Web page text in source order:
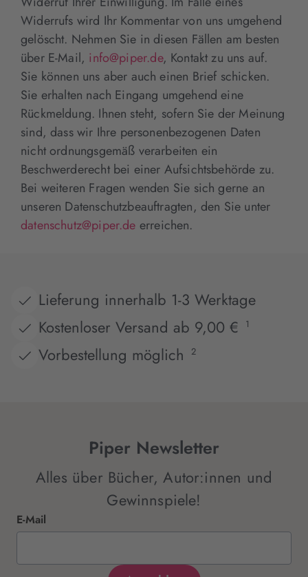
Widerrufs wird Ihr Kommentar von uns umgehend
gelöscht. Nehmen Sie in diesen Fällen am besten
über E-Mail, info@piper.de, Kontakt zu uns auf.
Sie können uns aber auch einen Brief schicken.
Sie erhalten nach Eingang umgehend eine
Rückmeldung. Ihnen steht, sofern Sie der Meinung
sind, dass wir Ihre personenbezogenen Daten
nicht ordnungsgemäß verarbeiten ein
Beschwerderecht bei einer Aufsichtsbehörde zu.
Bei weiteren Fragen wenden Sie sich gerne an
unseren Datenschutzbeauftragten, den Sie unter
datenschutz@piper.de erreichen.
Lieferung innerhalb 1-3 Werktage
Kostenloser Versand ab 9,00 €
1
Vorbestellung möglich 2
Piper Newsletter
Alles über Bücher, Autor:innen und
Gewinnspiele!
E-Mail